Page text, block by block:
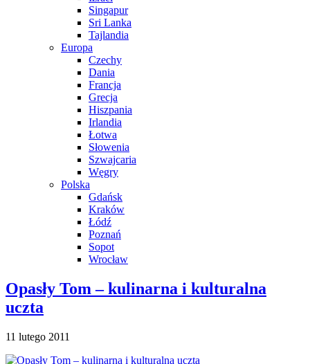
Singapur
Sri Lanka
Tajlandia
Europa
Czechy
Dania
Francja
Grecja
Hiszpania
Irlandia
Łotwa
Słowenia
Szwajcaria
Węgry
Polska
Gdańsk
Kraków
Łódź
Poznań
Sopot
Wrocław
Opasły Tom – kulinarna i kulturalna
uczta
11 lutego 2011